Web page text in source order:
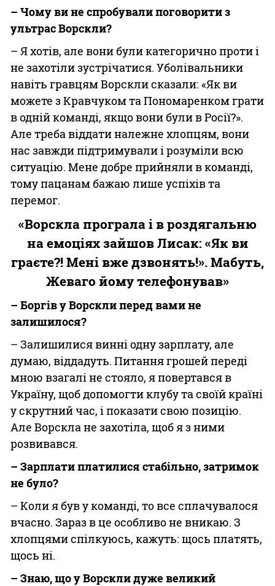
– Чому ви не спробували поговорити з
ультрас Ворскли?
– Я хотів, але вони були категорично проти і
не захотіли зустрічатися. Уболівальники
навіть гравцям Ворскли сказали: «Як ви
можете з Кравчуком та Пономаренком грати
в одній команді, якщо вони були в Росії?».
Але треба віддати належне хлопцям, вони
нас завжди підтримували і розуміли всю
ситуацію. Мене добре прийняли в команді,
тому пацанам бажаю лише успіхів та
перемог.
«Ворскла програла і в роздягальню
на емоціях зайшов Лисак: «Як ви
граєте?! Мені вже дзвонять!». Мабуть,
Жеваго йому телефонував»
– Боргів у Ворскли перед вами не
залишилося?
– Залишилися винні одну зарплату, але
думаю, віддадуть. Питання грошей переді
мною взагалі не стояло, я повертався в
Україну, щоб допомогти клубу та своїй країні
у скрутний час, і показати свою позицію.
Але Ворскла не захотіла, щоб я з ними
розвивався.
– Зарплати платилися стабільно, затримок
не було?
– Коли я був у команді, то все сплачувалося
вчасно. Зараз в це особливо не вникаю. З
хлопцями спілкуюсь, кажуть: щось платять,
щось ні.
– Знаю, що у Ворскли дуже великий